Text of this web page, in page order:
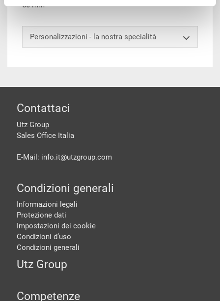
50 mm
Personalizzazioni - la nostra specialità
piè di pagine
Contattaci
Utz Group
Sales Office Italia
E-Mail: info.it@utzgroup.com
Condizioni generali
Informazioni legali
Protezione dati
Impostazioni dei cookie
Condizioni d‘uso
Condizioni generali
Utz Group
Competenze